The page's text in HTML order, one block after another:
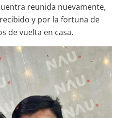
reunida nuevamente,
y por la fortuna de
de vuelta en casa.